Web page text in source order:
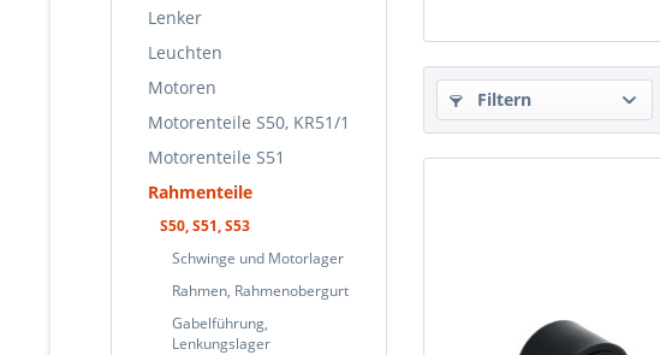
Lenker
Leuchten
Motoren
Motorenteile S50, KR51/1
Motorenteile S51
Rahmenteile
S50, S51, S53
Schwinge und Motorlager
Rahmen, Rahmenobergurt
Gabelführung,
Lenkungslager
Filtern